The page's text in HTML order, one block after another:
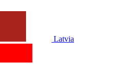
Latvia